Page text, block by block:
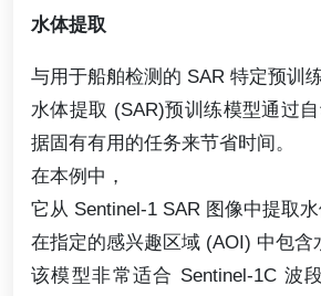
水体提取
与用于船舶检测的 SAR 特定预训
水体提取 (SAR)预训练模型通过
据固有有用的任务来节省时间。
在本例中，
它从 Sentinel-1 SAR 图像中提取水
在指定的感兴趣区域 (AOI) 中包含
该模型非常适合 Sentinel-1C 波